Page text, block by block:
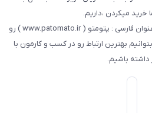
میکردن ،داریم.
در همین راستا سایت خودمون با عنوان فارسی : پتومتو ( www.patomato.ir ) رو
بهترین ارتباط رو در کسب و کارمون با
باشیم.